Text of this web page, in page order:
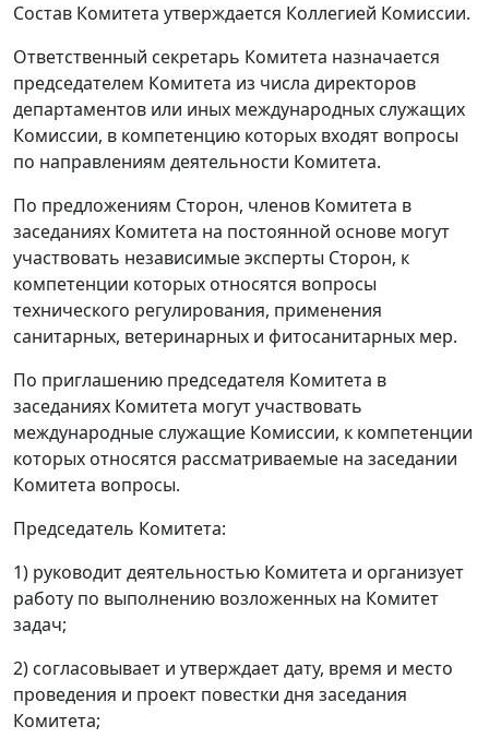
Состав Комитета утверждается Коллегией Комиссии.
Ответственный секретарь Комитета назначается
председателем Комитета из числа директоров
департаментов или иных международных служащих
Комиссии, в компетенцию которых входят вопросы
по направлениям деятельности Комитета.
По предложениям Сторон, членов Комитета в
заседаниях Комитета на постоянной основе могут
участвовать независимые эксперты Сторон, к
компетенции которых относятся вопросы
технического регулирования, применения
санитарных, ветеринарных и фитосанитарных мер.
По приглашению председателя Комитета в
заседаниях Комитета могут участвовать
международные служащие Комиссии, к компетенции
которых относятся рассматриваемые на заседании
Комитета вопросы.
Председатель Комитета:
1) руководит деятельностью Комитета и организует
работу по выполнению возложенных на Комитет
задач;
2) согласовывает и утверждает дату, время и место
проведения и проект повестки дня заседания
Комитета;